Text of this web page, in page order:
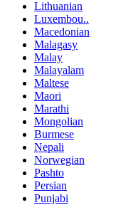
Lithuanian
Luxembou..
Macedonian
Malagasy
Malay
Malayalam
Maltese
Maori
Marathi
Mongolian
Burmese
Nepali
Norwegian
Pashto
Persian
Punjabi